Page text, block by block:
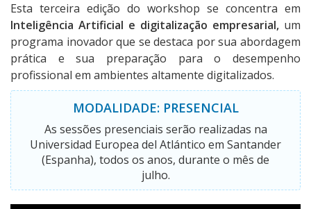
Esta terceira edição do workshop se concentra em
Inteligência Artificial e digitalização empresarial, um
programa inovador que se destaca por sua abordagem
prática e sua preparação para o desempenho
profissional em ambientes altamente digitalizados.
MODALIDADE: PRESENCIAL
As sessões presenciais serão realizadas na
Universidad Europea del Atlántico em Santander
(Espanha), todos os anos, durante o mês de
julho.